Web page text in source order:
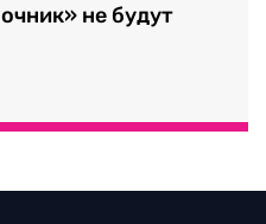
не будут